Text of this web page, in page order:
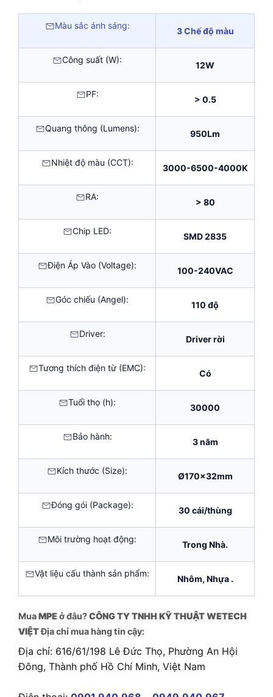
Màu sắc ánh sáng:
3 Chế độ màu
Công suất (W):
12W
PF:
> 0.5
Quang thông (Lumens):
950Lm
Nhiệt độ màu (CCT):
3000-6500-4000K
RA:
> 80
Chip LED:
SMD 2835
Điện Áp Vào (Voltage):
100-240VAC
Góc chiếu (Angel):
110 độ
Driver:
Driver rời
Tương thích điện từ (EMC):
Có
Tuổi thọ (h):
30000
Bảo hành:
3 năm
Kích thước (Size):
Ø170x32mm
Đóng gói (Package):
30 cái/thùng
Môi trường hoạt động:
Trong Nhà.
Vật liệu cấu thành sản phẩm:
Nhôm, Nhựa .
MuaMPEở đâu?CÔNG TY TNHH KỸ THUẬT WETECH
VIỆTĐịa chỉ mua hàng tin cậy:
Địa chỉ: 616/61/198 Lê Đức Thọ, Phường An Hội
Đông, Thành phố Hồ Chí Minh, Việt Nam